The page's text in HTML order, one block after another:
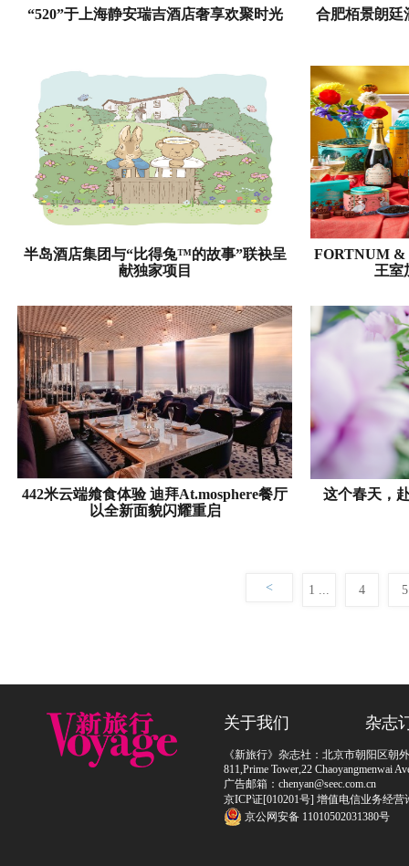
“520”于上海静安瑞吉酒店奢享欢聚时光 合肥栢景朗廷
半岛酒店集团与“比得兔™的故事”联袂呈
献独家项目
FORTNUM &
王室
442米云端飨食体验 迪拜At.mosphere餐厅
以全新面貌闪耀重启
这个春天，
< 1 ... 4 5
关于我们 杂志
《新旅行》杂志社：北京市朝阳区朝
811,Prime Tower,22 Chaoyangmenwai
广告邮箱：chenyan@seec.com.cn
京ICP证[010201号] 增值电信业务经
京公网安备 11010502031380号